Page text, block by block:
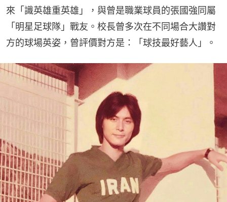
來「識英雄重英雄」，與曾是職業球員的張國強同屬
「明星足球隊」戰友。校長曾多次在不同場合大讚對
方的球場英姿，曾評價對方是：「球技最好藝人」。